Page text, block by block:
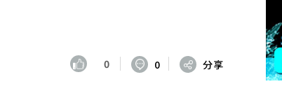
0 0 分享